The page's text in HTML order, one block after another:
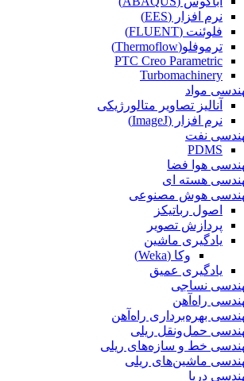
نرم افزار (EES)
فلوئنت (FLUENT)
ترموفلو(Thermoflow)
PTC Creo Parametric
Turbomachinery
مواد
آنالیز تصاویر متالورژیکی
نرم افزار (ImageJ)
نفت
PDMS
هوا فضا
هسته ای
هوش مصنوعی
اصول رباتیکز
پردازش تصویر
یادگیری ماشین
وکا (Weka)
یادگیری عمیق
نساجی
راه‌آهن
بهره‌برداری راه‌آهن
حمل‌ونقل ریلی
خط و سازه‌های ریلی
ماشین‌های ریلی
دریا